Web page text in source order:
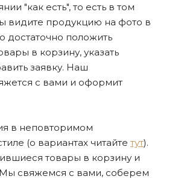
"как есть", то есть в том
видите продукцию на фото в
достаточно положить
в корзину, указать
заявку. Наш
с вами и оформит
в неповторимом
(о вариантах читайте тут).
товары в корзину и
Мы свяжемся с вами, соберем